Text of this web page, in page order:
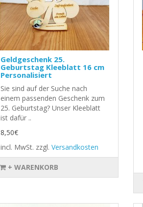
Geldgeschenk 25.
Geburtstag Kleeblatt 16 cm
Personalisiert
Sie sind auf der Suche nach
einem passenden Geschenk zum
25. Geburtstag? Unser Kleeblatt
ist dafür ..
8,50€
incl. MwSt. zzgl. Versandkosten
+ WARENKORB